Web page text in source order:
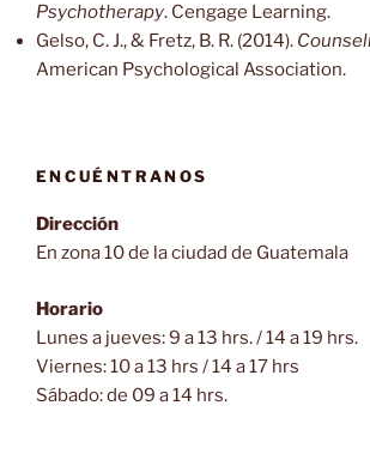
Psychotherapy. Cengage Learning.
Gelso, C. J., & Fretz, B. R. (2014).
American Psychological Association.
ENCUÉNTRANOS
Dirección
En zona 10 de la ciudad de Guatemala
Horario
Lunes a jueves: 9 a 13 hrs. / 14 a 19 hrs.
Viernes: 10 a 13 hrs / 14 a 17 hrs
Sábado: de 09 a 14 hrs.